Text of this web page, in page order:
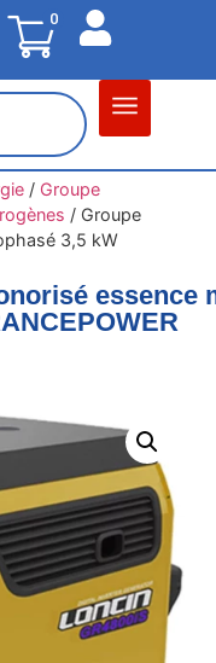
0
/ Groupe
/ Groupe
3,5 kW
essence